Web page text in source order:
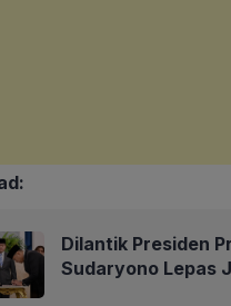
Dilantik Presiden
Sudaryono Lepas